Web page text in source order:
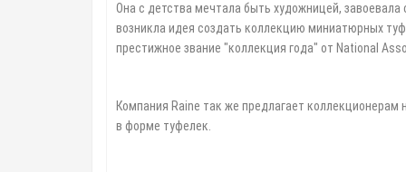
Она с детства мечтала быть художницей,
возникла идея создать коллекцию миниатюрных
престижное звание "коллекция года" от National
Компания Raine так же предлагает
в форме туфелек.